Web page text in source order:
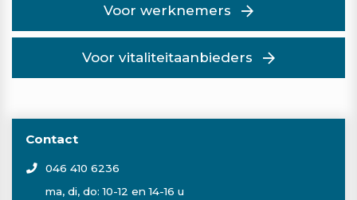
Voor werknemers
Voor vitaliteitaanbieders
Contact
046 410 6236
ma, di, do: 10-12 en 14-16 u